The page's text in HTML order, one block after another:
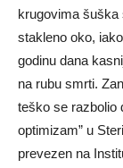
krugovima šuška
stakleno oko,
godinu dana
na rubu smrti.
teško se razbolio
optimizam” u
prevezen na